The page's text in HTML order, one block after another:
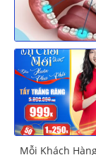
Mỗi Khách